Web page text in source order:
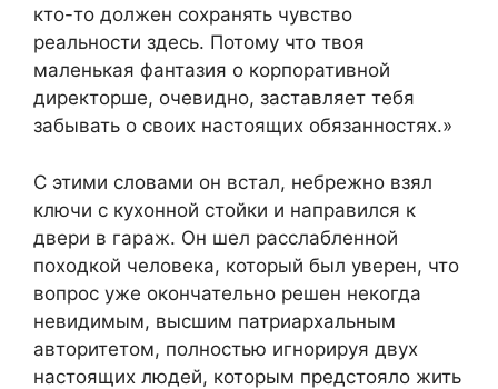
кто-то должен сохранять чувство
реальности здесь. Потому что твоя
маленькая фантазия о корпоративной
директорше, очевидно, заставляет тебя
забывать о своих настоящих обязанностях.»
С этими словами он встал, небрежно взял
ключи с кухонной стойки и направился к
двери в гараж. Он шел расслабленной
походкой человека, который был уверен, что
вопрос уже окончательно решен некогда
невидимым, высшим патриархальным
авторитетом, полностью игнорируя двух
настоящих людей, которым предстояло жить